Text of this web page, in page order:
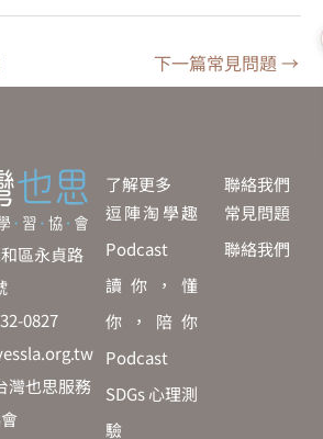
下一篇常見問題 →
了解更多
逗陣淘學趣
Podcast
讀你，懂
你，陪你
Podcast
SDGs 心理測
驗
區永貞路
0827
灣也思服務
聯絡我們
常見問題
聯絡我們